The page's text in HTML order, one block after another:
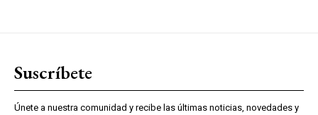
Suscríbete
Únete a nuestra comunidad y recibe las últimas noticias, novedades y